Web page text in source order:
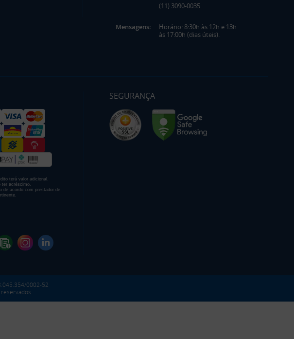
(11) 3090-0035
Mensagens:
Horário: 8:30h às 12h e 13h
às 17:00h (dias úteis).
terá valor adicional.
ter acréscimo.
de acordo com prestador de
SEGURANÇA
0002-52